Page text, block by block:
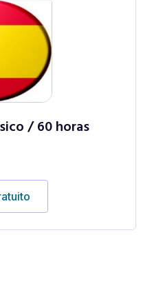
/ 60 horas